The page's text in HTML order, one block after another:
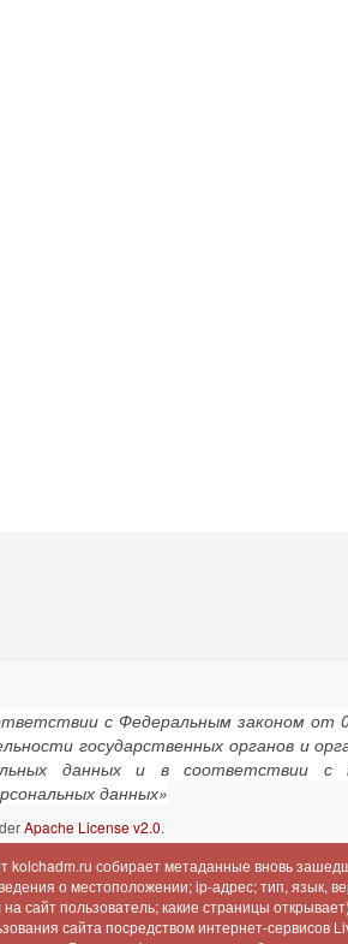
с Федеральным законом от
государственных органов и
данных и в соответствии с
данных»
Apache License v2.0.
kolchadm.ru собирает метаданные вновь
о местоположении; ip-адрес; тип, язык,
сайт пользователь; какие страницы
сайта посредством интернет-сервисов